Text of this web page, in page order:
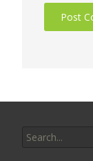
for: